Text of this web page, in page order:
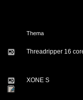
Thema
Threadripper 16
XONE S